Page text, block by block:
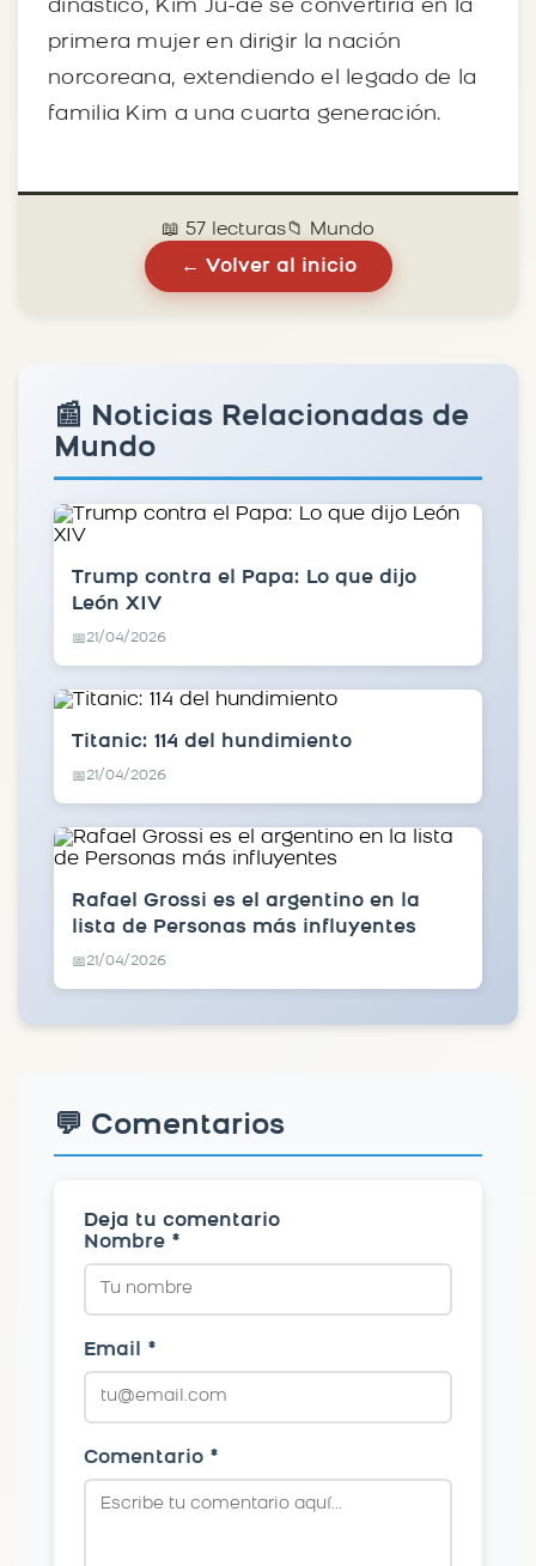
dinástico, Kim Ju-ae se convertiría en la
primera mujer en dirigir la nación
norcoreana, extendiendo el legado de la
familia Kim a una cuarta generación.
📖 57 lecturas📁 Mundo
← Volver al inicio
📰 Noticias Relacionadas de
Mundo
Trump contra el Papa: Lo que dijo
León XIV
📅21/04/2026
Titanic: 114 del hundimiento
📅21/04/2026
Rafael Grossi es el argentino en la
lista de Personas más influyentes
📅21/04/2026
💬 Comentarios
Deja tu comentario
Nombre *
Email *
Comentario *